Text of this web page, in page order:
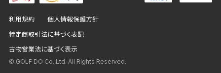
利用規約 個人情報保護方針
特定商取引法に基づく表記
古物営業法に基づく表示
© GOLF DO Co.,Ltd. All Rights Reserved.